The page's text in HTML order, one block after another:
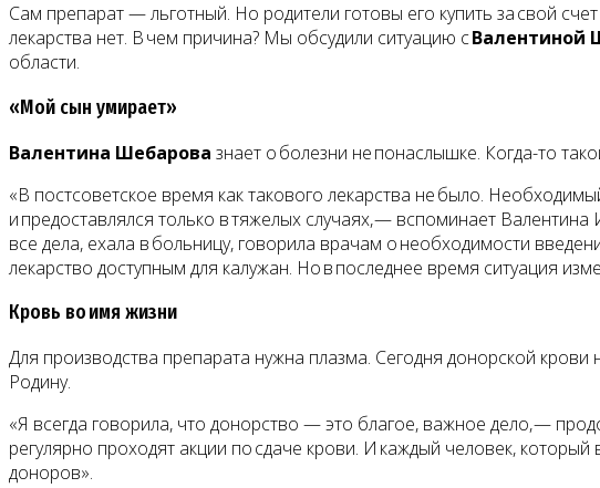
Сам препарат — льготный. Но родители готовы его купить за свой
лекарства нет. В чем причина? Мы обсудили ситуацию сВалентиной
области.
«Мой сын умирает»
Валентина Шебарова знает о болезни не понаслышке. Когда-то
«В постсоветское время как такового лекарства не было.
и предоставлялся только в тяжелых случаях, — вспоминает
все дела, ехала в больницу, говорила врачам о необходимости
лекарство доступным для калужан. Но в последнее время ситуация
Кровь во имя жизни
Для производства препарата нужна плазма. Сегодня донорской
Родину.
«Я всегда говорила, что донорство — это благое, важное дело, —
регулярно проходят акции по сдаче крови. И каждый человек,
доноров».